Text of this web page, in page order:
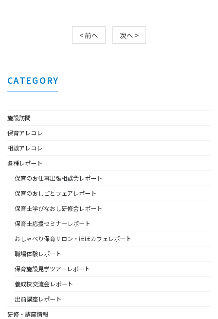
< 前へ 次へ >
CATEGORY
施設訪問
保育アレコレ
相談アレコレ
各種レポート
保育のお仕事出張相談会レポート
保育のおしごとフェアレポート
保育士学びなおし研修会レポート
保育士応援セミナーレポート
おしゃべり保育サロン・ほほカフェレポート
職場体験レポート
保育施設見学ツアーレポート
養成校交流会レポート
出前講座レポート
研修・講座情報